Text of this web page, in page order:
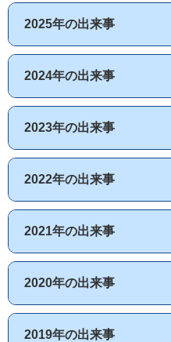
2025年の出来事
2024年の出来事
2023年の出来事
2022年の出来事
2021年の出来事
2020年の出来事
2019年の出来事